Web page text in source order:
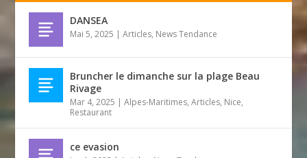
DANSEA
Mai 5, 2025 |Articles, News Tendance
Bruncher le dimanche sur la plage Beau
Rivage
Mar 4, 2025 |Alpes-Maritimes,Articles, Nice,
Restaurant
ce evasion